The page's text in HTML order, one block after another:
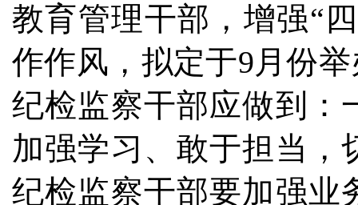
教育管理干部，增强“
作作风，拟定于9月份
纪检监察干部应做到：
加强学习、敢于担当，
纪检监察干部要加强业